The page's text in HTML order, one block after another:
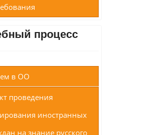
процесс
в ОО
проведения
иностранных
на знание русского